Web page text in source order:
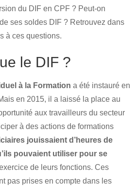
du DIF en CPF ? Peut-on
ses soldes DIF ? Retrouvez dans
à ces questions.
le DIF ?
à la Formation a été instauré en
en 2015, il a laissé la place au
aux travailleurs du secteur
à des actions de formations
jouissaient d’heures de
pouvaient utiliser pour se
de leurs fonctions. Ces
pas prises en compte dans les